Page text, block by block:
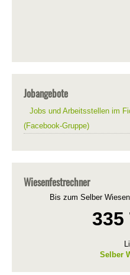
Jobangebote
Jobs und Arbeitsstellen im
(Facebook-Gruppe)
Wiesenfestrechner
Bis zum Selber
335
Selber